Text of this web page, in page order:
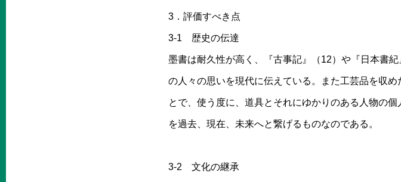
3．評価すべき点
3-1 歴史の伝達
墨書は耐久性が高く、『古事記』（12）や『日本書
の人々の思いを現代に伝えている。また工芸品を収
とで、使う度に、道具とそれにゆかりのある人物の
を過去、現在、未来へと繋げるものなのである。
3-2 文化の継承